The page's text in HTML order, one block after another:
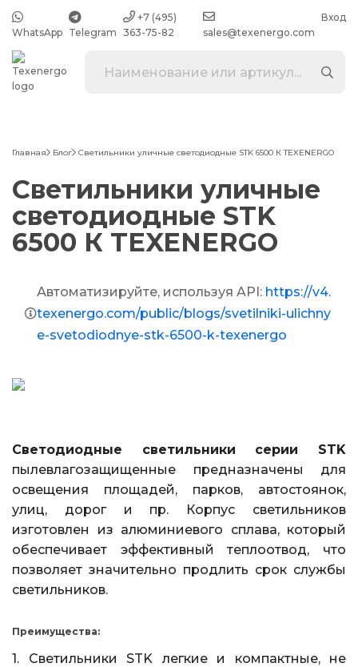
WhatsApp Telegram
+7 (495)
363-75-82
sales@texenergo.com
Вход
Главная Блог Светильники уличные светодиодные STK 6500 К TEXENERGO
Светильники уличные
светодиодные STK
6500 К TEXENERGO
Автоматизируйте, используя API: https://v4.
texenergo.com/public/blogs/svetilniki-ulichny
e-svetodiodnye-stk-6500-k-texenergo
Светодиодные светильники серии STK
пылевлагозащищенные предназначены для
освещения площадей, парков, автостоянок,
улиц, дорог и пр. Корпус светильников
изготовлен из алюминиевого сплава, который
обеспечивает эффективный теплоотвод, что
позволяет значительно продлить срок службы
светильников.
Преимущества:
1. Светильники STK легкие и компактные, не